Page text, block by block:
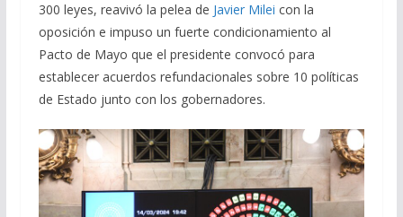
300 leyes, reavivó la pelea de Javier Milei con la
oposición e impuso un fuerte condicionamiento al
Pacto de Mayo que el presidente convocó para
establecer acuerdos refundacionales sobre 10 políticas
de Estado junto con los gobernadores.